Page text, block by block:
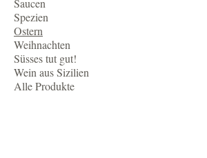
Spezien
Ostern
Weihnachten
Süsses tut gut!
Wein aus Sizilien
Alle Produkte